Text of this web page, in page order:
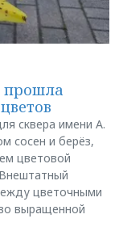
прошла
сквера имени А.
сосен и берёз,
цветовой
цветочными
выращенной